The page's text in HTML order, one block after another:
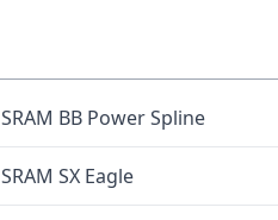
SRAM BB Power Spline
SRAM SX Eagle